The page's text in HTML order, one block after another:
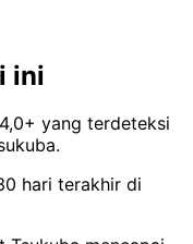
ini
yang terdeteksi
hari terakhir di